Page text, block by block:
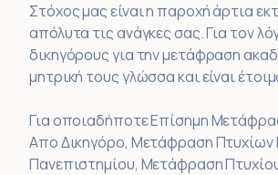
Στόχος μας είναι η παροχή άρτια
απόλυτα τις ανάγκες σας. Για τον
δικηγόρους για την μετάφραση
μητρική τους γλώσσα και είναι
Για οποιαδήποτε Επίσημη
Απο Δικηγόρο, Μετάφραση
Πανεπιστημίου, Μετάφραση